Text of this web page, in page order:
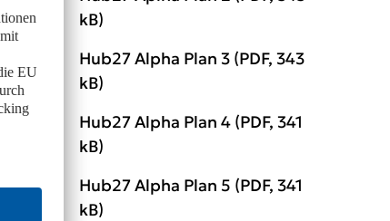
kB)
Hub27 Alpha Plan 3 (PDF, 343
kB)
Hub27 Alpha Plan 4 (PDF, 341
kB)
Hub27 Alpha Plan 5 (PDF, 341
kB)